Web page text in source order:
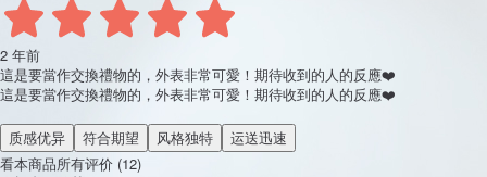
商品信息
付款方式